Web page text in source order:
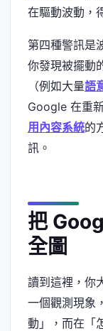
在驅動波動，
第四種警訊是
你發現被擺動
（例如大量語
Google 在重
用內容系統的
訊。
把
全圖
讀到這裡，你
一個觀測現象
動」，而在「